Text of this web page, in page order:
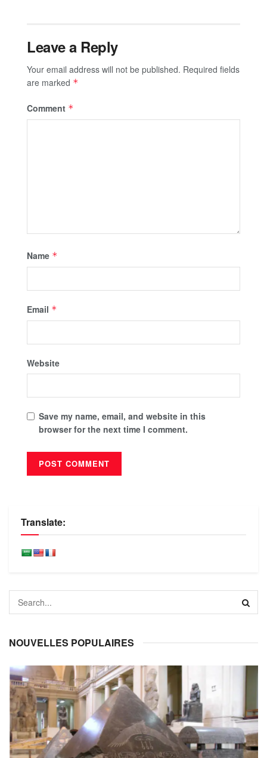
Leave a Reply
Your email address will not be published. Required fields
are marked *
Comment *
Name *
Email *
Website
Save my name, email, and website in this
browser for the next time I comment.
Translate:
NOUVELLES POPULAIRES